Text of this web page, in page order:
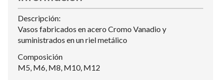
Descripción:
Vasos fabricados en acero Cromo Vanadio y
suministrados en un riel metálico
Composición
M5, M6, M8, M10, M12